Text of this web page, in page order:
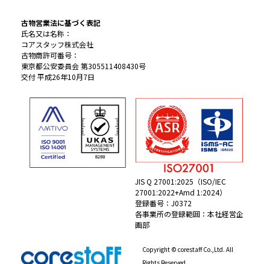
古物営業法に基づく表記
氏名又は名称：
コアスタッフ株式会社
古物商許可番号：
東京都公安委員会 第305511408430号
交付 平成26年10月7日
JIS Q 27001:2025（ISO/IEC
27001:2022+Amd 1:2024）
登録番号：J0372
各事業所の登録範囲：本社経営企
画部
Copyright © corestaff Co.,Ltd. All